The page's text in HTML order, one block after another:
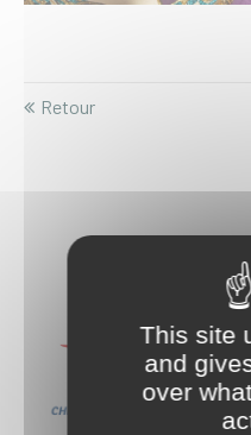
Retour
Nos
This site
and
over